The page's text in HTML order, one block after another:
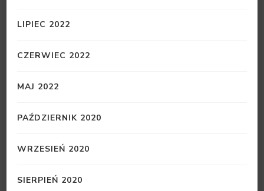
LIPIEC 2022
CZERWIEC 2022
MAJ 2022
PAŹDZIERNIK 2020
WRZESIEŃ 2020
SIERPIEŃ 2020